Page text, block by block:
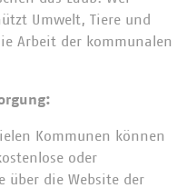
Umwelt, Tiere und
Arbeit der kommunalen
Kommunen können
oder
über die Website der